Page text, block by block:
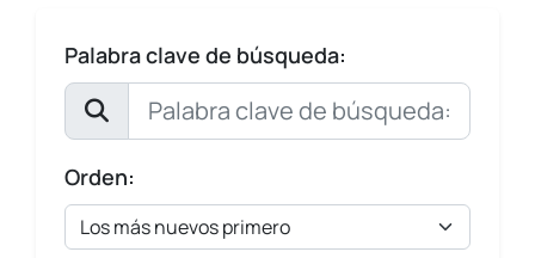
Palabra clave de búsqueda:
Orden: